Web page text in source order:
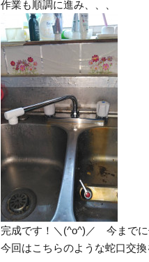
作業も順調に進み、、、
完成です！＼(^o^)／ 今まで
今回はこちらのような蛇口交